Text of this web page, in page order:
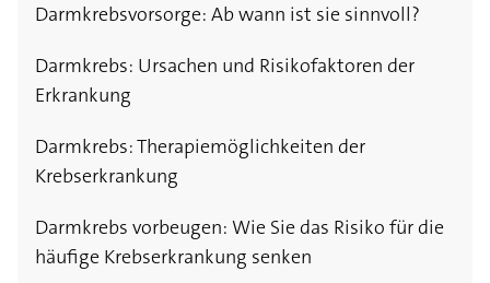
Darmkrebsvorsorge: Ab wann ist sie sinnvoll?
Darmkrebs: Ursachen und Risikofaktoren der
Erkrankung
Darmkrebs: Therapiemöglichkeiten der
Krebserkrankung
Darmkrebs vorbeugen: Wie Sie das Risiko für die
häufige Krebserkrankung senken